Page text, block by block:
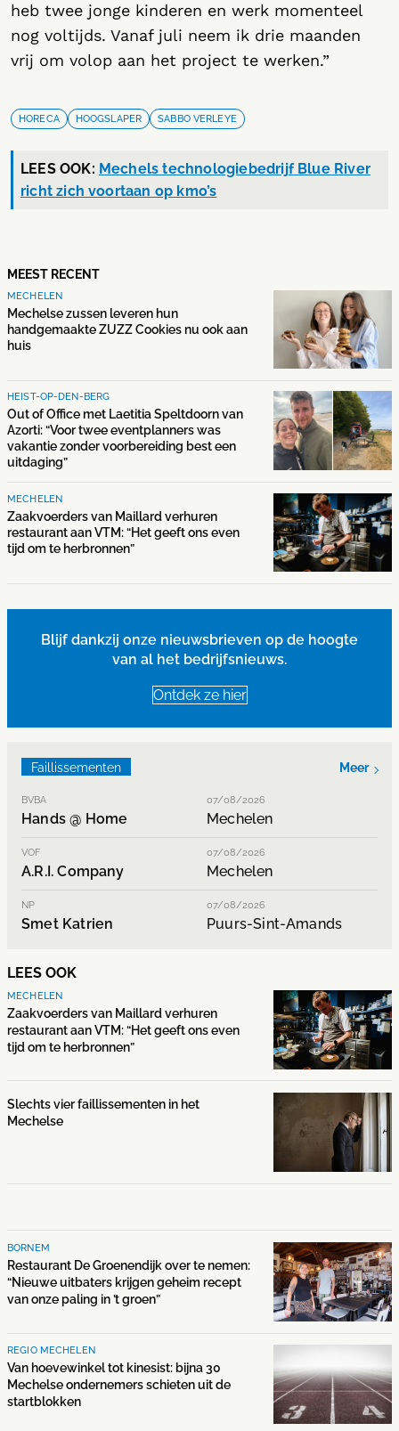
heb twee jonge kinderen en werk momenteel
nog voltijds. Vanaf juli neem ik drie maanden
vrij om volop aan het project te werken.”
HORECA HOOGSLAPER SABBO VERLEYE
LEES OOK: Mechels technologiebedrijf Blue River
richt zich voortaan op kmo’s
MEEST RECENT
MECHELEN
Mechelse zussen leveren hun
handgemaakte ZUZZ Cookies nu ook aan
huis
HEIST-OP-DEN-BERG
Out of Office met Laetitia Speltdoorn van
Azorti: “Voor twee eventplanners was
vakantie zonder voorbereiding best een
uitdaging”
MECHELEN
Zaakvoerders van Maillard verhuren
restaurant aan VTM: “Het geeft ons even
tijd om te herbronnen”
Blijf dankzij onze nieuwsbrieven op de hoogte
van al het bedrijfsnieuws.
Ontdek ze hier
Faillissementen Meer
BVBA 07/08/2026
Hands @ Home Mechelen
VOF 07/08/2026
A.R.I. Company Mechelen
NP 07/08/2026
Smet Katrien Puurs-Sint-Amands
LEES OOK
MECHELEN
Zaakvoerders van Maillard verhuren
restaurant aan VTM: “Het geeft ons even
tijd om te herbronnen”
Slechts vier faillissementen in het
Mechelse
BORNEM
Restaurant De Groenendijk over te nemen:
“Nieuwe uitbaters krijgen geheim recept
van onze paling in ’t groen”
REGIO MECHELEN
Van hoevewinkel tot kinesist: bijna 30
Mechelse ondernemers schieten uit de
startblokken